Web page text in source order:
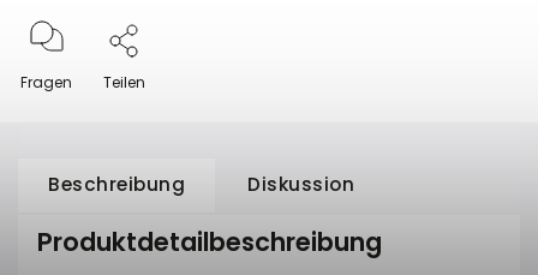
Fragen Teilen
Beschreibung Diskussion
Produktdetailbeschreibung